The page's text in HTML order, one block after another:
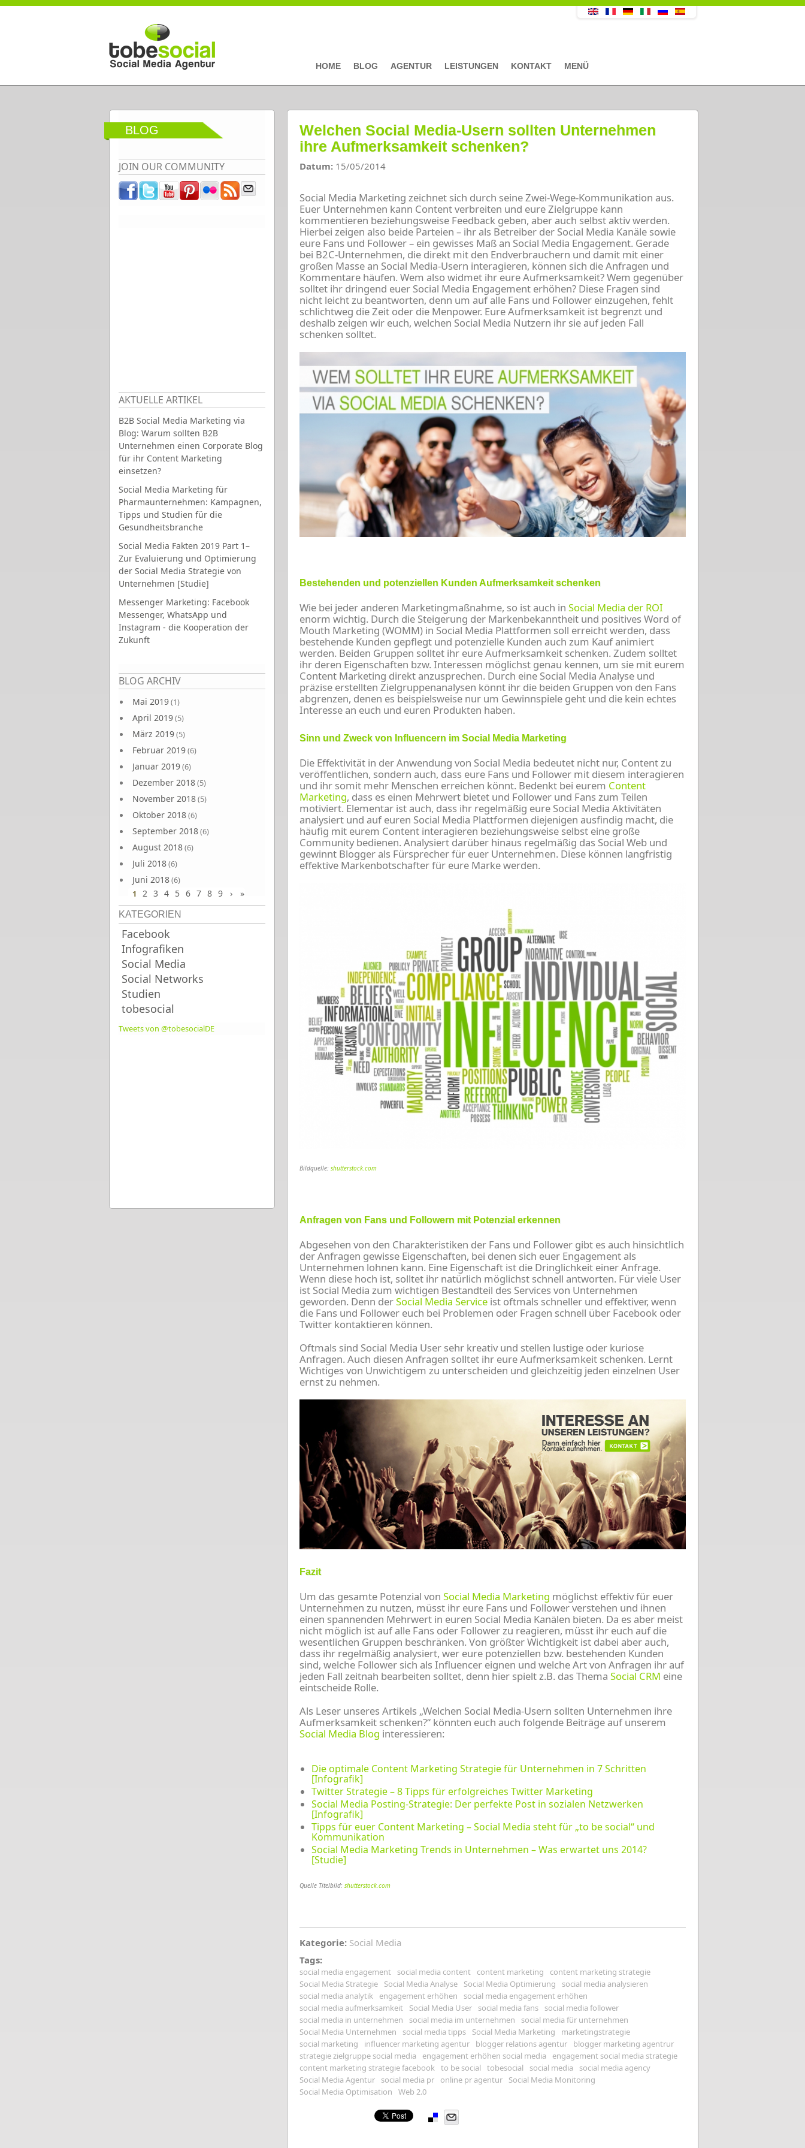
Direkt zum Inhalt
HOME BLOG AGENTUR LEISTUNGEN KONTAKT MENÜ
BLOG
JOIN OUR COMMUNITY
AKTUELLE ARTIKEL
B2B Social Media Marketing via
Blog: Warum sollten B2B
Unternehmen einen Corporate Blog
für ihr Content Marketing
einsetzen?
Social Media Marketing für
Pharmaunternehmen: Kampagnen,
Tipps und Studien für die
Gesundheitsbranche
Social Media Fakten 2019 Part 1–
Zur Evaluierung und Optimierung
der Social Media Strategie von
Unternehmen [Studie]
Messenger Marketing: Facebook
Messenger, WhatsApp und
Instagram - die Kooperation der
Zukunft
BLOG ARCHIV
Mai 2019(1)
April 2019(5)
März 2019(5)
Februar 2019(6)
Januar 2019(6)
Dezember 2018(5)
November 2018(5)
Oktober 2018(6)
September 2018(6)
August 2018(6)
Juli 2018(6)
Juni 2018(6)
Seiten
1 2 3 4 5 6 7 8 9 › »
KATEGORIEN
Facebook
Infografiken
Social Media
Social Networks
Studien
tobesocial
Tweets von @tobesocialDE
Welchen Social Media-Usern sollten Unternehmen
ihre Aufmerksamkeit schenken?
Datum: 15/05/2014
Social Media Marketing zeichnet sich durch seine Zwei-Wege-Kommunikation aus.
Euer Unternehmen kann Content verbreiten und eure Zielgruppe kann
kommentieren beziehungsweise Feedback geben, aber auch selbst aktiv werden.
Hierbei zeigen also beide Parteien – ihr als Betreiber der Social Media Kanäle sowie
eure Fans und Follower – ein gewisses Maß an Social Media Engagement. Gerade
bei B2C-Unternehmen, die direkt mit den Endverbrauchern und damit mit einer
großen Masse an Social Media-Usern interagieren, können sich die Anfragen und
Kommentare häufen. Wem also widmet ihr eure Aufmerksamkeit? Wem gegenüber
solltet ihr dringend euer Social Media Engagement erhöhen? Diese Fragen sind
nicht leicht zu beantworten, denn um auf alle Fans und Follower einzugehen, fehlt
schlichtweg die Zeit oder die Menpower. Eure Aufmerksamkeit ist begrenzt und
deshalb zeigen wir euch, welchen Social Media Nutzern ihr sie auf jeden Fall
schenken solltet.
Bestehenden und potenziellen Kunden Aufmerksamkeit schenken
Wie bei jeder anderen Marketingmaßnahme, so ist auch in Social Media der ROI
enorm wichtig. Durch die Steigerung der Markenbekanntheit und positives Word of
Mouth Marketing (WOMM) in Social Media Plattformen soll erreicht werden, dass
bestehende Kunden gepflegt und potenzielle Kunden auch zum Kauf animiert
werden. Beiden Gruppen solltet ihr eure Aufmerksamkeit schenken. Zudem solltet
ihr deren Eigenschaften bzw. Interessen möglichst genau kennen, um sie mit eurem
Content Marketing direkt anzusprechen. Durch eine Social Media Analyse und
präzise erstellten Zielgruppenanalysen könnt ihr die beiden Gruppen von den Fans
abgrenzen, denen es beispielsweise nur um Gewinnspiele geht und die kein echtes
Interesse an euch und euren Produkten haben.
Sinn und Zweck von Influencern im Social Media Marketing
Die Effektivität in der Anwendung von Social Media bedeutet nicht nur, Content zu
veröffentlichen, sondern auch, dass eure Fans und Follower mit diesem interagieren
und ihr somit mehr Menschen erreichen könnt. Bedenkt bei eurem Content
Marketing, dass es einen Mehrwert bietet und Follower und Fans zum Teilen
motiviert. Elementar ist auch, dass ihr regelmäßig eure Social Media Aktivitäten
analysiert und auf euren Social Media Plattformen diejenigen ausfindig macht, die
häufig mit eurem Content interagieren beziehungsweise selbst eine große
Community bedienen. Analysiert darüber hinaus regelmäßig das Social Web und
gewinnt Blogger als Fürsprecher für euer Unternehmen. Diese können langfristig
effektive Markenbotschafter für eure Marke werden.
Bildquelle: shutterstock.com
Anfragen von Fans und Followern mit Potenzial erkennen
Abgesehen von den Charakteristiken der Fans und Follower gibt es auch hinsichtlich
der Anfragen gewisse Eigenschaften, bei denen sich euer Engagement als
Unternehmen lohnen kann. Eine Eigenschaft ist die Dringlichkeit einer Anfrage.
Wenn diese hoch ist, solltet ihr natürlich möglichst schnell antworten. Für viele User
ist Social Media zum wichtigen Bestandteil des Services von Unternehmen
geworden. Denn derSocial Media Service ist oftmals schneller und effektiver, wenn
die Fans und Follower euch bei Problemen oder Fragen schnell über Facebook oder
Twitter kontaktieren können.
Oftmals sind Social Media User sehr kreativ und stellen lustige oder kuriose
Anfragen. Auch diesen Anfragen solltet ihr eure Aufmerksamkeit schenken. Lernt
Wichtiges von Unwichtigem zu unterscheiden und gleichzeitig jeden einzelnen User
ernst zu nehmen.
Fazit
Um das gesamte Potenzial von Social Media Marketing möglichst effektiv für euer
Unternehmen zu nutzen, müsst ihr eure Fans und Follower verstehen und ihnen
einen spannenden Mehrwert in euren Social Media Kanälen bieten. Da es aber meist
nicht möglich ist auf alle Fans oder Follower zu reagieren, müsst ihr euch auf die
wesentlichen Gruppen beschränken. Von größter Wichtigkeit ist dabei aber auch,
dass ihr regelmäßig analysiert, wer eure potenziellen bzw. bestehenden Kunden
sind, welche Follower sich als Influencer eignen und welche Art von Anfragen ihr auf
jeden Fall zeitnah bearbeiten solltet, denn hier spielt z.B. das Thema Social CRM eine
eintscheide Rolle.
Als Leser unseres Artikels „Welchen Social Media-Usern sollten Unternehmen ihre
Aufmerksamkeit schenken?“ könnten euch auch folgende Beiträge auf unserem
Social Media Blog interessieren:
Die optimale Content Marketing Strategie für Unternehmen in 7 Schritten
[Infografik]
Twitter Strategie – 8 Tipps für erfolgreiches Twitter Marketing
Social Media Posting-Strategie: Der perfekte Post in sozialen Netzwerken
[Infografik]
Tipps für euer Content Marketing – Social Media steht für „to be social“ und
Kommunikation
Social Media Marketing Trends in Unternehmen – Was erwartet uns 2014?
[Studie]
Quelle Titelbild: shutterstock.com
Kategorie: Social Media
Tags:
social media engagement social media content content marketing
content marketing strategie
Social Media Strategie
Social Media Analyse Social Media Optimierung
social media analysieren
social media analytik
engagement erhöhen
social media engagement erhöhen
social media aufmerksamkeit
Social Media User social media fans
social media follower
social media in unternehmen
social media im unternehmen
social media für unternehmen
Social Media Unternehmen
social media tipps Social Media Marketing
marketingstrategie
social marketing
influencer marketing agentur blogger relations agentur
blogger marketing agentrur
strategie zielgruppe social media
engagement erhöhen social media
engagement social media strategie
content marketing strategie facebook to be social tobesocial social media
social media agency
Social Media Agentur
social media pr online pr agentur
Social Media Monitoring
Social Media Optimisation
Web 2.0
Pinterest